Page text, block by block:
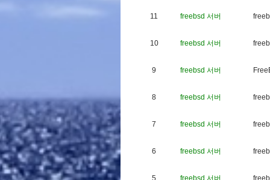
11 freebsd 서버 freeb
10 freebsd 서버 freeb
9 freebsd 서버 Free
8 freebsd 서버 freeb
7 freebsd 서버 freeb
6 freebsd 서버 freeb
5 freebsd 서버 freeb